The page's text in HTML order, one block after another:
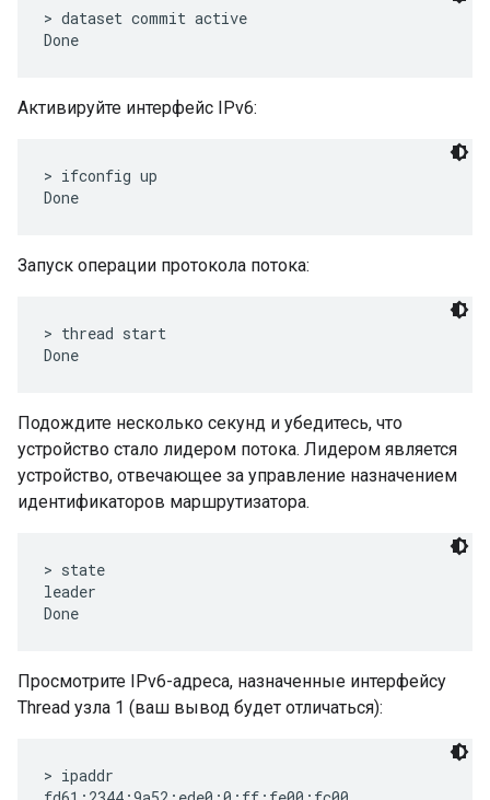
> dataset commit active
Активируйте интерфейс IPv6:
> ifconfig up
Запуск операции протокола потока:
> thread start
Подождите несколько секунд и убедитесь, что
устройство стало лидером потока. Лидером является
устройство, отвечающее за управление назначением
идентификаторов маршрутизатора.
> state
leader
Просмотрите IPv6-адреса, назначенные интерфейсу
Thread узла 1 (ваш вывод будет отличаться):
> ipaddr